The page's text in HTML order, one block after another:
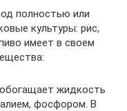
полностью или
культуры: рис,
имеет в своем
жидкость
фосфором. В